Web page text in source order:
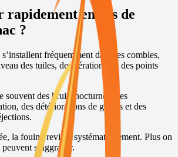
en cas de
?
fréquemment dans les combles,
des tuiles, des aérations ou des points
souvent des bruits nocturnes, des
des détériorations de gaines et des
la fouine revient systématiquement. Plus on
s’aggraver.